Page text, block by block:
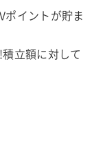
ポイントが貯ま
立額に対して